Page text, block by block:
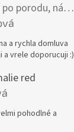
nástřih a jizvy
5 z 5 hvězdiček.
a rychla domluva
a vrele doporucuji :)
red
5 z 5 hvězdiček.
pohodlné a